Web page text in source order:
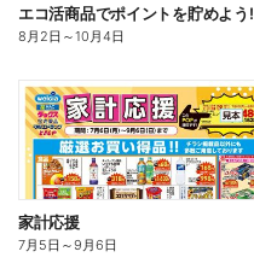
エコ活商品でポイントを貯めよう!
8月2日 ～10月4日
家計応援
7月5日 ～9月6日